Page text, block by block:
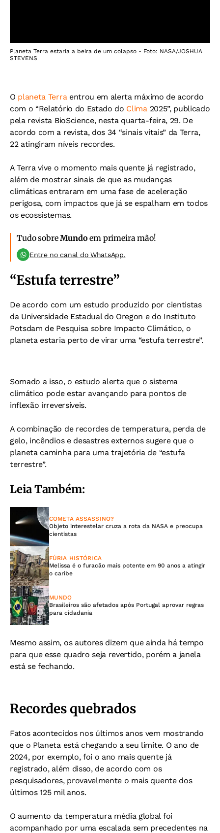
Planeta Terra estaria a beira de um colapso - Foto: NASA/JOSHUA
STEVENS
O planeta Terra entrou em alerta máximo de acordo
com o “Relatório do Estado do Clima 2025”, publicado
pela revista BioScience, nesta quarta-feira, 29. De
acordo com a revista, dos 34 “sinais vitais” da Terra,
22 atingiram níveis recordes.
A Terra vive o momento mais quente já registrado,
além de mostrar sinais de que as mudanças
climáticas entraram em uma fase de aceleração
perigosa, com impactos que já se espalham em todos
os ecossistemas.
Tudo sobreMundo em primeira mão!
Entre no canal do WhatsApp.
“Estufa terrestre”
De acordo com um estudo produzido por cientistas
da Universidade Estadual do Oregon e do Instituto
Potsdam de Pesquisa sobre Impacto Climático, o
planeta estaria perto de virar uma “estufa terrestre”.
Somado a isso, o estudo alerta que o sistema
climático pode estar avançando para pontos de
inflexão irreversíveis.
A combinação de recordes de temperatura, perda de
gelo, incêndios e desastres externos sugere que o
planeta caminha para uma trajetória de “estufa
terrestre”.
Leia Também:
COMETA ASSASSINO?
Objeto interestelar cruza a rota da NASA e preocupa
cientistas
FÚRIA HISTÓRICA
Melissa é o furacão mais potente em 90 anos a atingir
o caribe
MUNDO
Brasileiros são afetados após Portugal aprovar regras
para cidadania
Mesmo assim, os autores dizem que ainda há tempo
para que esse quadro seja revertido, porém a janela
está se fechando.
Recordes quebrados
Fatos acontecidos nos últimos anos vem mostrando
que o Planeta está chegando a seu limite. O ano de
2024, por exemplo, foi o ano mais quente já
registrado, além disso, de acordo com os
pesquisadores, provavelmente o mais quente dos
últimos 125 mil anos.
O aumento da temperatura média global foi
acompanhado por uma escalada sem precedentes na